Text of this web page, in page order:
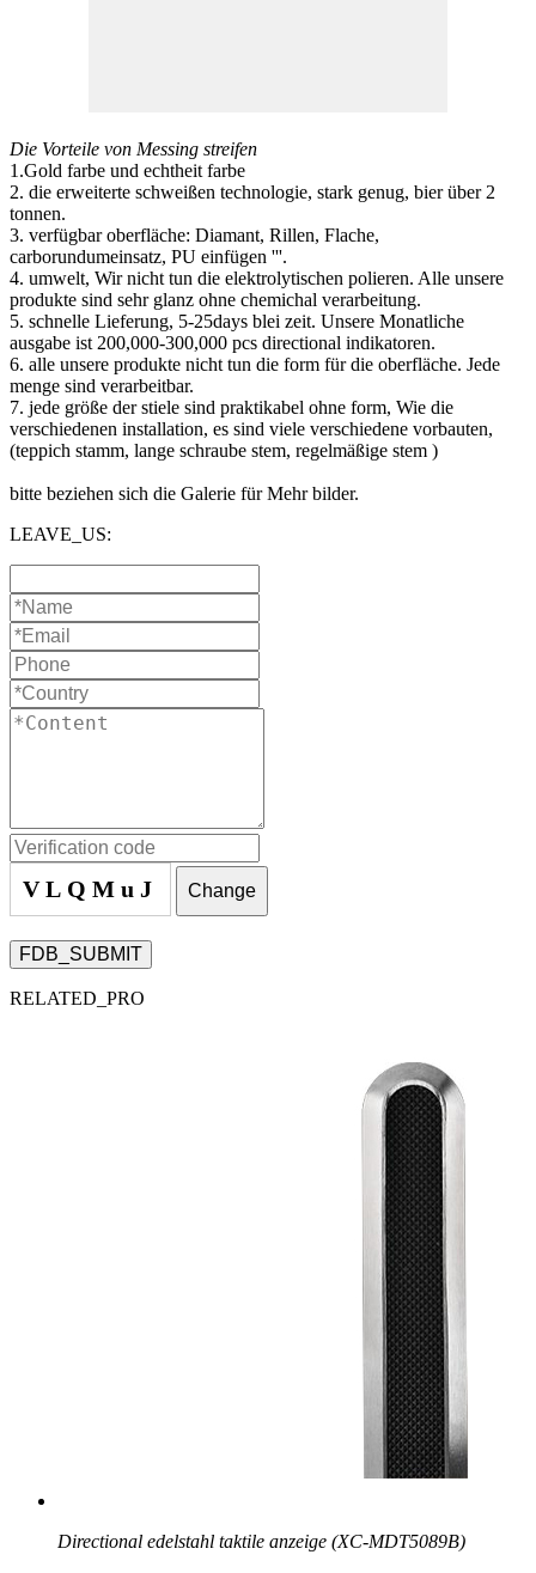
Die Vorteile von Messing streifen
1.Gold farbe und echtheit farbe
2. die erweiterte schweißen technologie, stark genug, bier über 2
tonnen.
3. verfügbar oberfläche: Diamant, Rillen, Flache,
carborundumeinsatz, PU einfügen '''.
4. umwelt, Wir nicht tun die elektrolytischen polieren. Alle unsere
produkte sind sehr glanz ohne chemichal verarbeitung.
5. schnelle Lieferung, 5-25days blei zeit. Unsere Monatliche
ausgabe ist 200,000-300,000 pcs directional indikatoren.
6. alle unsere produkte nicht tun die form für die oberfläche. Jede
menge sind verarbeitbar.
7. jede größe der stiele sind praktikabel ohne form, Wie die
verschiedenen installation, es sind viele verschiedene vorbauten,
(teppich stamm, lange schraube stem, regelmäßige stem )
bitte beziehen sich die Galerie für Mehr bilder.
LEAVE_US:
VLQMuJ Change
FDB_SUBMIT
RELATED_PRO
Directional edelstahl taktile anzeige (XC-MDT5089B)